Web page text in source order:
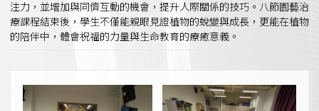
注力，並增加與同儕互動的機會，提升人際關係的技巧。八節園藝治
療課程結束後，學生不僅能親眼見證植物的蛻變與成長，更能在植物
的陪伴中，體會祝福的力量與生命教育的療癒意義。